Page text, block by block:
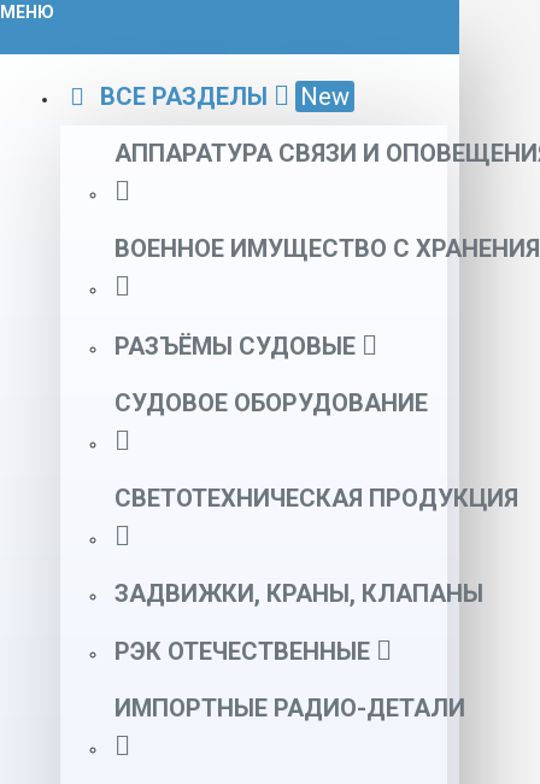
МЕНЮ
ВСЕ РАЗДЕЛЫ
New
АППАРАТУРА СВЯЗИ И
ВОЕННОЕ ИМУЩЕСТВО С ХРАНЕНИЯ
РАЗЪЁМЫ СУДОВЫЕ
СУДОВОЕ ОБОРУДОВАНИЕ
СВЕТОТЕХНИЧЕСКАЯ ПРОДУКЦИЯ
ЗАДВИЖКИ, КРАНЫ, КЛАПАНЫ
РЭК ОТЕЧЕСТВЕННЫЕ
ИМПОРТНЫЕ РАДИО-ДЕТАЛИ